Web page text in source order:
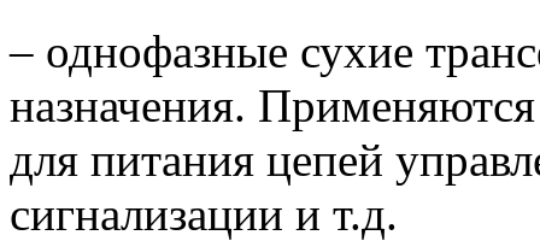
– однофазные сухие
назначения.
для питания цепей
сигнализации и т.д.